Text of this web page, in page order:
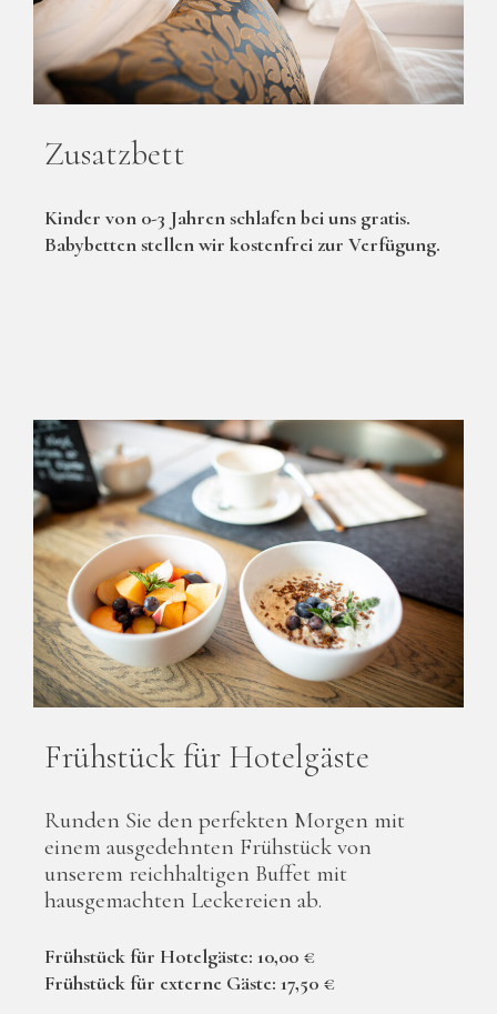
Zusatzbett
Kinder von 0-3 Jahren schlafen bei uns gratis.
Babybetten stellen wir kostenfrei zur Verfügung.
Frühstück für Hotelgäste
Runden Sie den perfekten Morgen mit
einem ausgedehnten Frühstück von
unserem reichhaltigen Buffet mit
hausgemachten Leckereien ab.
Frühstück für Hotelgäste: 10,00 €
Frühstück für externe Gäste: 17,50 €